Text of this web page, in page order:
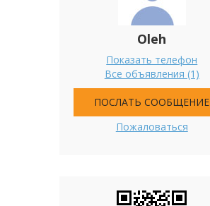
Oleh
Показать телефон
Все объявления (1)
ПОСЛАТЬ СООБЩЕНИЕ
Пожаловаться